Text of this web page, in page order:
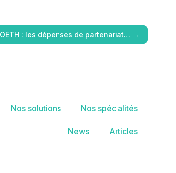
OETH : les dépenses de partenariat… →
Nos solutions Nos spécialités
News Articles